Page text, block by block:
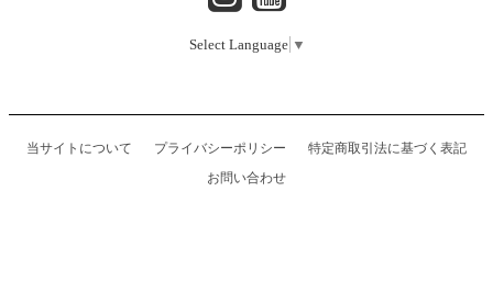
Select Language ▼
当サイトについて プライバシーポリシー
特定商取引法に基づく表記
お問い合わせ